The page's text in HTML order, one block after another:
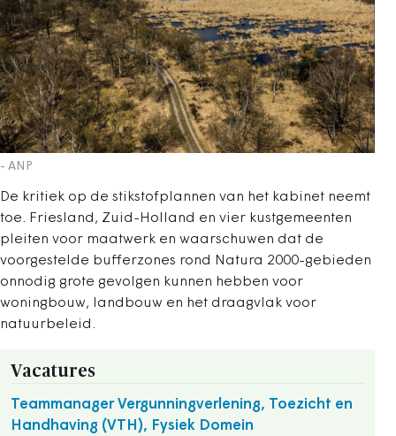
- ANP
De kritiek op de stikstofplannen van het kabinet neemt
toe. Friesland, Zuid-Holland en vier kustgemeenten
pleiten voor maatwerk en waarschuwen dat de
voorgestelde bufferzones rond Natura 2000-gebieden
onnodig grote gevolgen kunnen hebben voor
woningbouw, landbouw en het draagvlak voor
natuurbeleid.
Vacatures
Teammanager Vergunningverlening, Toezicht en
Handhaving (VTH), Fysiek Domein